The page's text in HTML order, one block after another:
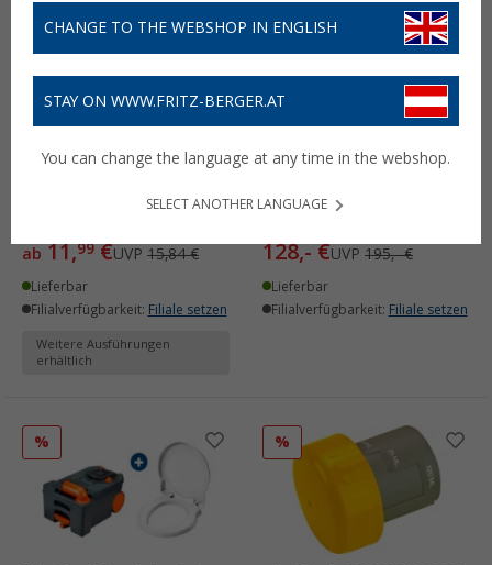
%
Thetford Dichtung für
ab11,99€UVP 15,84 €
Lieferbar
Filialverfügbarkeit: Filiale setzen
Weitere Ausführungen
erhältlich
%
Thetford Fresh-Up Set
128,- €UVP 195,- €
Lieferbar
Filialverfügbarkeit: Filiale setzen
% %
CHANGE TO THE WEBSHOP IN ENGLISH
STAY ON WWW.FRITZ-BERGER.AT
You can change the language at any time in the webshop.
SELECT ANOTHER LANGUAGE